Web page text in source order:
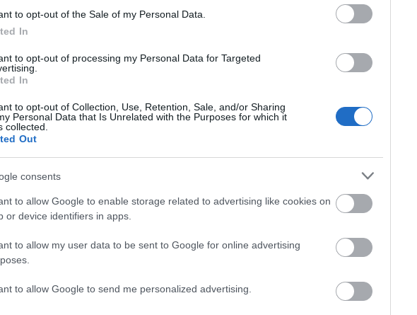
to opt-out of the Sale of my Personal Data.
In
to opt-out of processing my Personal Data for Targeted
In
to opt-out of Collection, Use, Retention, Sale, and/or Sharing
Personal Data that Is Unrelated with the Purposes for which it
collected.
Out
consents
to allow Google to enable storage related to advertising like cookies on
or device identifiers in apps.
to allow my user data to be sent to Google for online advertising
to allow Google to send me personalized advertising.